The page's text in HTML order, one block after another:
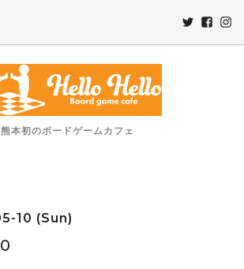
熊本初のボードゲームカフェ
10 (Sun)